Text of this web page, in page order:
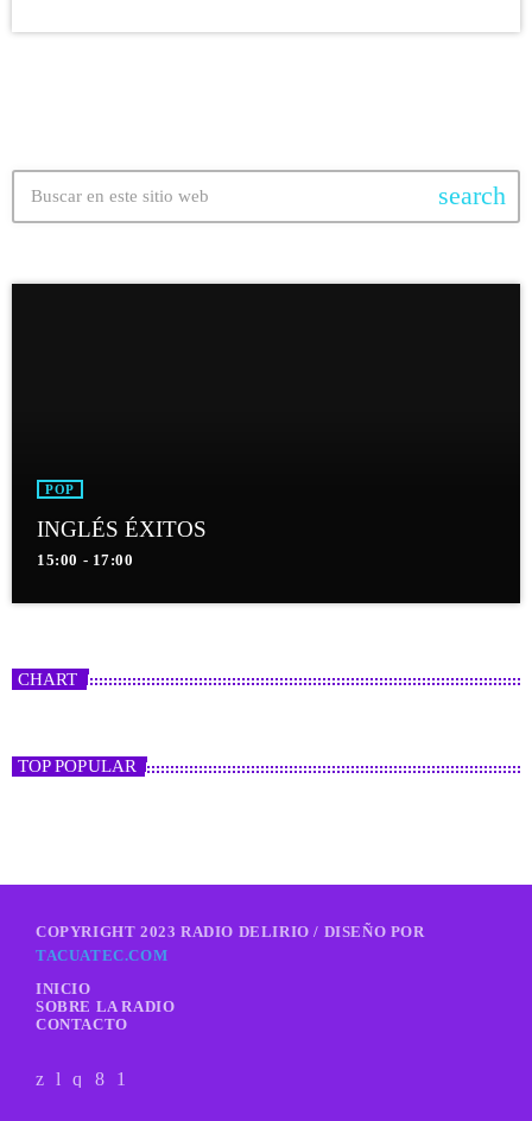
search
POP
INGLÉS ÉXITOS
15:00 - 17:00
CHART
TOP POPULAR
COPYRIGHT 2023 RADIO DELIRIO / DISEÑO POR
TACUATEC.COM
INICIO
SOBRE LA RADIO
CONTACTO